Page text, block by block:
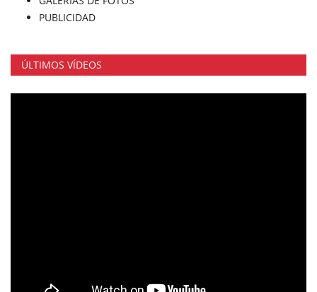
PUBLICIDAD
ÚLTIMOS VÍDEOS